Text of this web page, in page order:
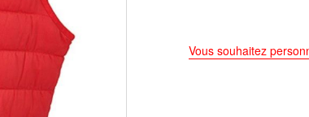
Vous souhaitez